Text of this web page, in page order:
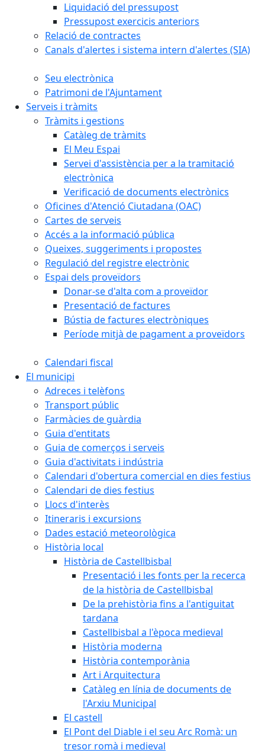
Liquidació del pressupost
Pressupost exercicis anteriors
Relació de contractes
Canals d'alertes i sistema intern d'alertes (SIA)
Seu electrònica
Patrimoni de l'Ajuntament
Serveis i tràmits
Tràmits i gestions
Catàleg de tràmits
El Meu Espai
Servei d'assistència per a la tramitació
electrònica
Verificació de documents electrònics
Oficines d'Atenció Ciutadana (OAC)
Cartes de serveis
Accés a la informació pública
Queixes, suggeriments i propostes
Regulació del registre electrònic
Espai dels proveïdors
Donar-se d'alta com a proveïdor
Presentació de factures
Bústia de factures electròniques
Període mitjà de pagament a proveïdors
Calendari fiscal
El municipi
Adreces i telèfons
Transport públic
Farmàcies de guàrdia
Guia d'entitats
Guia de comerços i serveis
Guia d'activitats i indústria
Calendari d'obertura comercial en dies festius
Calendari de dies festius
Llocs d'interès
Itineraris i excursions
Dades estació meteorològica
Història local
Història de Castellbisbal
Presentació i les fonts per la recerca
de la història de Castellbisbal
De la prehistòria fins a l'antiguitat
tardana
Castellbisbal a l'època medieval
Història moderna
Història contemporània
Art i Arquitectura
Catàleg en línia de documents de
l'Arxiu Municipal
El castell
El Pont del Diable i el seu Arc Romà: un
tresor romà i medieval